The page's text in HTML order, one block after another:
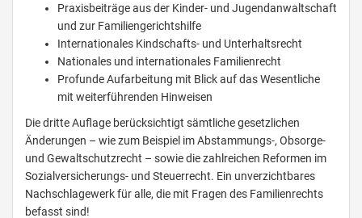
Praxisbeiträge aus der Kinder- und Jugendanwaltschaft
und zur Familiengerichtshilfe
Internationales Kindschafts- und Unterhaltsrecht
Nationales und internationales Familienrecht
Profunde Aufarbeitung mit Blick auf das Wesentliche
mit weiterführenden Hinweisen
Die dritte Auflage berücksichtigt sämtliche gesetzlichen
Änderungen – wie zum Beispiel im Abstammungs-, Obsorge-
und Gewaltschutzrecht – sowie die zahlreichen Reformen im
Sozialversicherungs- und Steuerrecht. Ein unverzichtbares
Nachschlagewerk für alle, die mit Fragen des Familienrechts
befasst sind!